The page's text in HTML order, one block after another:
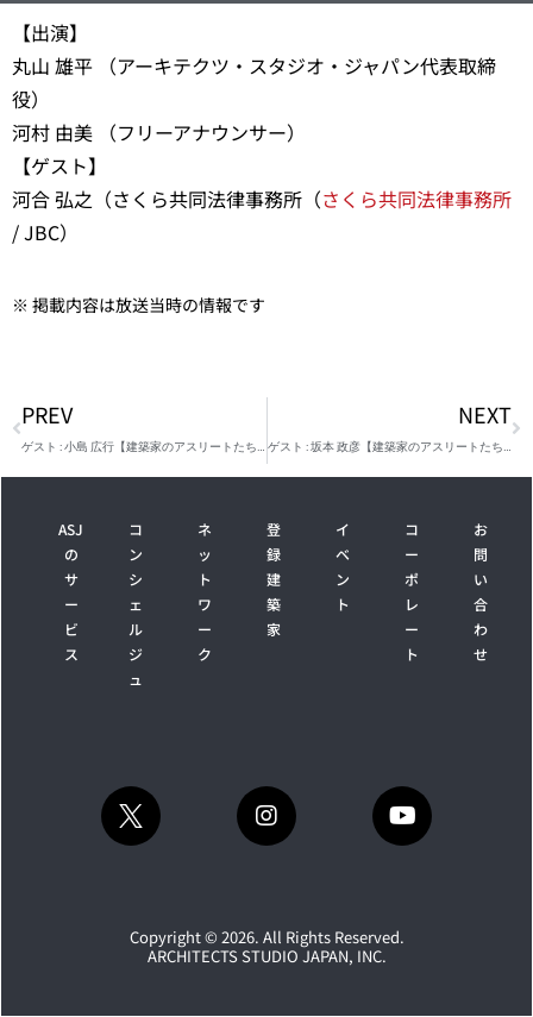
【出演】
丸山 雄平 （アーキテクツ・スタジオ・ジャパン代表取締
役）
河村 由美 （フリーアナウンサー）
【ゲスト】
河合 弘之（さくら共同法律事務所（さくら共同法律事務所
/ JBC）
※ 掲載内容は放送当時の情報です
PREV NEXT
ASJ
の
サ
ー
ビ
ス
コ
ン
シ
ェ
ル
ジ
ュ
ネ
ッ
ト
ワ
ー
ク
登
録
建
築
家
イ
ベ
ン
ト
コ
ー
ポ
レ
ー
ト
お
問
い
合
わ
せ
Copyright © 2026. All Rights Reserved.
ARCHITECTS STUDIO JAPAN, INC.